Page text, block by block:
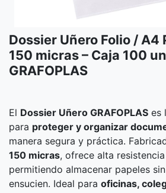
Dossier Uñero Folio / A4
150 micras – Caja 100
GRAFOPLAS
El Dossier Uñero GRAFOPLAS es
para proteger y organizar
manera segura y práctica.
150 micras, ofrece alta
permitiendo almacenar papeles
ensucien. Ideal para oficinas,